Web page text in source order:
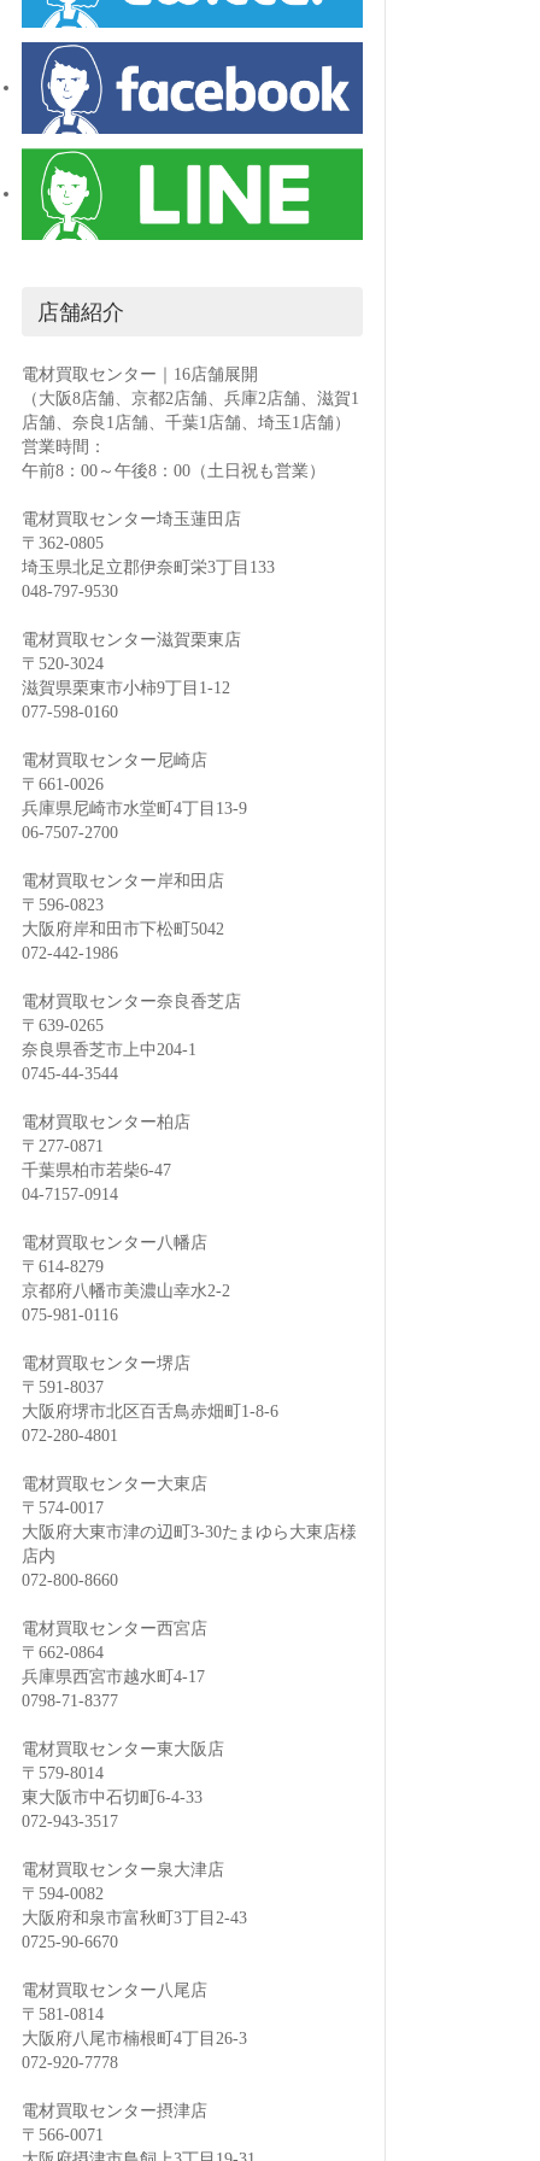
店舗紹介
電材買取センター｜16店舗展開
（大阪8店舗、京都2店舗、兵庫2店舗、滋賀1
店舗、奈良1店舗、千葉1店舗、埼玉1店舗）
営業時間：
午前8：00～午後8：00（土日祝も営業）
電材買取センター埼玉蓮田店
〒362-0805
埼玉県北足立郡伊奈町栄3丁目133
048-797-9530
電材買取センター滋賀栗東店
〒520-3024
滋賀県栗東市小柿9丁目1-12
077-598-0160
電材買取センター尼崎店
〒661-0026
兵庫県尼崎市水堂町4丁目13-9
06-7507-2700
電材買取センター岸和田店
〒596-0823
大阪府岸和田市下松町5042
072-442-1986
電材買取センター奈良香芝店
〒639-0265
奈良県香芝市上中204-1
0745-44-3544
電材買取センター柏店
〒277-0871
千葉県柏市若柴6-47
04-7157-0914
電材買取センター八幡店
〒614-8279
京都府八幡市美濃山幸水2-2
075-981-0116
電材買取センター堺店
〒591-8037
大阪府堺市北区百舌鳥赤畑町1-8-6
072-280-4801
電材買取センター大東店
〒574-0017
大阪府大東市津の辺町3-30たまゆら大東店様
店内
072-800-8660
電材買取センター西宮店
〒662-0864
兵庫県西宮市越水町4-17
0798-71-8377
電材買取センター東大阪店
〒579-8014
東大阪市中石切町6-4-33
072-943-3517
電材買取センター泉大津店
〒594-0082
大阪府和泉市富秋町3丁目2-43
0725-90-6670
電材買取センター八尾店
〒581-0814
大阪府八尾市楠根町4丁目26-3
072-920-7778
電材買取センター摂津店
〒566-0071